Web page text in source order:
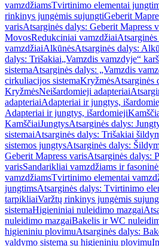
vamzdžiamsTvirtinimo elementai
rinkinys jungėmis sujungtiGeberit
varisAtsarginės dalys: Geberit Mapress
MovosRedukciniai vamzdžiai
vamzdžiaiAlkūnėsAtsarginės dalys:
dalys: Trišakiai„Vamzdis vamzdyje“
sistemaAtsarginės dalys: „Vamzdis
cirkuliacijos sistemaKryžmėsAtsarginės
KryžmėsNeišardomieji adapteriai
adapteriaiAdapteriai ir jungtys,
Adapteriai ir jungtys, išardomieji
KamščiaiJungtysAtsarginės dalys:
sistemaiAtsarginės dalys: Trišakiai
sistemos jungtysAtsarginės dalys:
Geberit Mapress varisAtsarginės dalys:
varisSandarikliai vamzdžiams ir
vamzdžiamsTvirtinimo elementai
jungtimsAtsarginės dalys: Tvirtinimo
tarpikliaiVaržtų rinkinys jungėmis
sistemaHigieniniai nuleidimo mazgai
nuleidimo mazgaiBakelis ir WC
higieniniu plovimuAtsarginės dalys:
valdymo sistema su higieniniu plovimu